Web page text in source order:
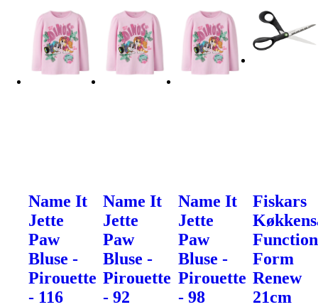
Name It
Jette
Paw
Bluse -
Pirouette
- 116
Name It
Jette
Paw
Bluse -
Pirouette
- 92
Name It
Jette
Paw
Bluse -
Pirouette
- 98
Fiskars
Form
Renew
21cm